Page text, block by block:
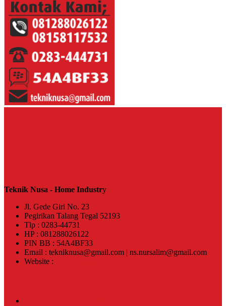
Teknik Nusa - Home Industry
Jl. Gede Giri No. 23
Pegirikan Talang Tegal 52193
Tlp : 0283-44731
HP : 081288026122
PIN BB : 54A4BF33
Email : tekniknusa@gmail.com | ns.nursalim@gmail.com
Website :